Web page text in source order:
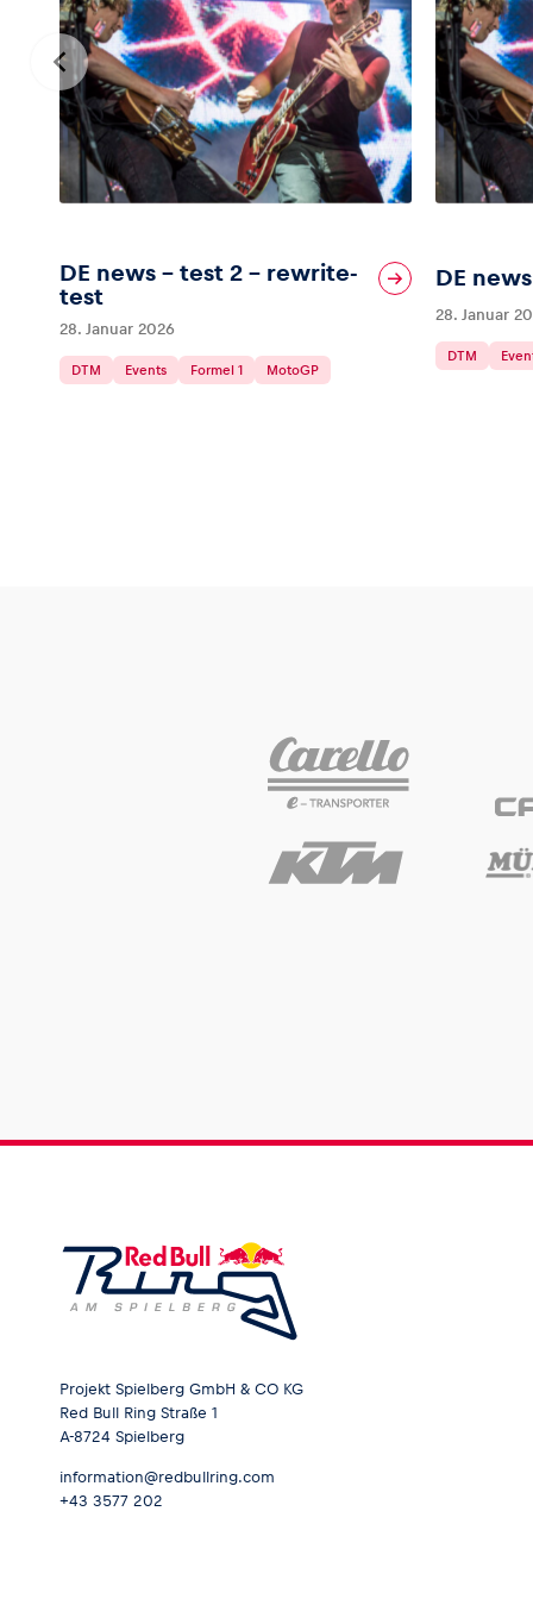
Glossar
Alle anzeigen
DE news – test 2 – rewrite-
test
28. Januar 2026
DTM Events Formel 1 MotoGP
DE
28. Januar
DTM
Projekt Spielberg GmbH & CO KG
Red Bull Ring Straße 1
A-8724 Spielberg
information@redbullring.com
+43 3577 202